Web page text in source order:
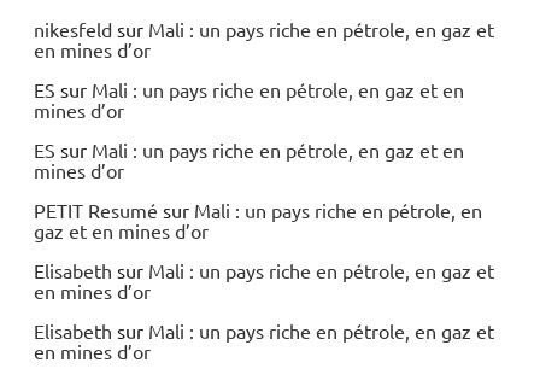
nikesfeld sur Mali : un pays riche en pétrole, en gaz et
en mines d’or
ES sur Mali : un pays riche en pétrole, en gaz et en
mines d’or
ES sur Mali : un pays riche en pétrole, en gaz et en
mines d’or
PETIT Resumé sur Mali : un pays riche en pétrole, en
gaz et en mines d’or
Elisabeth sur Mali : un pays riche en pétrole, en gaz et
en mines d’or
Elisabeth sur Mali : un pays riche en pétrole, en gaz et
en mines d’or